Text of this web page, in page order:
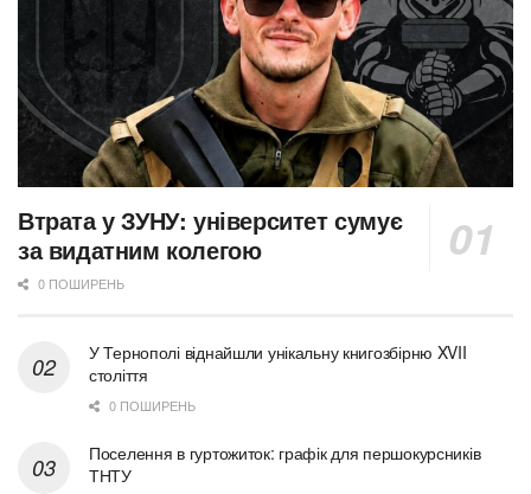
Втрата у ЗУНУ: університет сумує
за видатним колегою
0 ПОШИРЕНЬ
У Тернополі віднайшли унікальну книгозбірню XVII
століття
0 ПОШИРЕНЬ
Поселення в гуртожиток: графік для першокурсників
ТНТУ